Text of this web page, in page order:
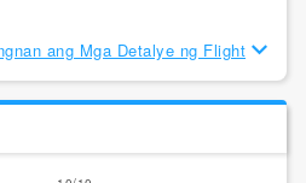
ang Mga Detalye ng Flight